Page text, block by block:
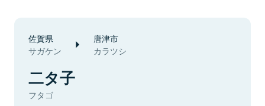
佐賀県
サガケン
唐津市
カラツシ
二タ子
フタゴ